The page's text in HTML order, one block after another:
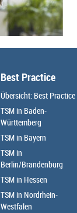
Best Practice
Übersicht: Best Practice
TSM in Baden-
Württemberg
TSM in Bayern
TSM in
Berlin/Brandenburg
TSM in Hessen
TSM in Nordrhein-
Westfalen